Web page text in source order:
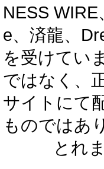
NESS
e、済龍、
を受けてい
ではなく、
サイトにて
ものではあ
とれ